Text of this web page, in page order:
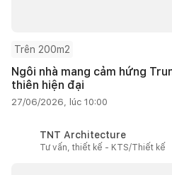
Trên 200m2
Ngôi nhà mang cảm hứng
thiên hiện đại
27/06/2026, lúc 10:00
TNT Architecture
Tư vấn, thiết kế - KTS/Thiết kế